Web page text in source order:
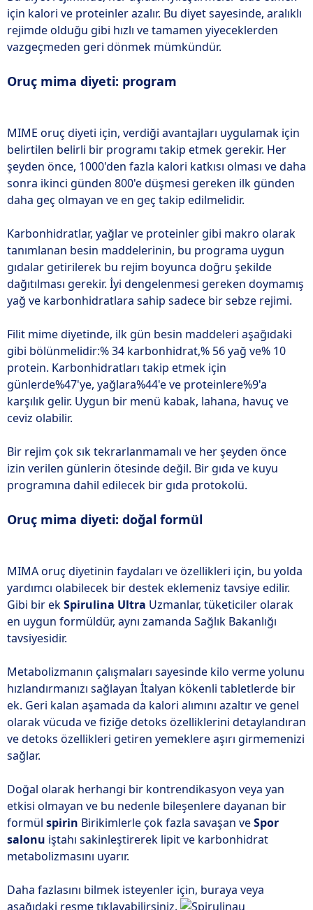
için kalori ve proteinler azalır. Bu diyet sayesinde, aralıklı
rejimde olduğu gibi hızlı ve tamamen yiyeceklerden
vazgeçmeden geri dönmek mümkündür.
Oruç mima diyeti: program
MIME oruç diyeti için, verdiği avantajları uygulamak için
belirtilen belirli bir programı takip etmek gerekir. Her
şeyden önce, 1000'den fazla kalori katkısı olması ve daha
sonra ikinci günden 800'e düşmesi gereken ilk günden
daha geç olmayan ve en geç takip edilmelidir.
Karbonhidratlar, yağlar ve proteinler gibi makro olarak
tanımlanan besin maddelerinin, bu programa uygun
gıdalar getirilerek bu rejim boyunca doğru şekilde
dağıtılması gerekir. İyi dengelenmesi gereken doymamış
yağ ve karbonhidratlara sahip sadece bir sebze rejimi.
Filit mime diyetinde, ilk gün besin maddeleri aşağıdaki
gibi bölünmelidir:% 34 karbonhidrat,% 56 yağ ve% 10
protein. Karbonhidratları takip etmek için
günlerde%47'ye, yağlara%44'e ve proteinlere%9'a
karşılık gelir. Uygun bir menü kabak, lahana, havuç ve
ceviz olabilir.
Bir rejim çok sık tekrarlanmamalı ve her şeyden önce
izin verilen günlerin ötesinde değil. Bir gıda ve kuyu
programına dahil edilecek bir gıda protokolü.
Oruç mima diyeti: doğal formül
MIMA oruç diyetinin faydaları ve özellikleri için, bu yolda
yardımcı olabilecek bir destek eklemeniz tavsiye edilir.
Gibi bir ekSpirulina Ultra Uzmanlar, tüketiciler olarak
en uygun formüldür, aynı zamanda Sağlık Bakanlığı
tavsiyesidir.
Metabolizmanın çalışmaları sayesinde kilo verme yolunu
hızlandırmanızı sağlayan İtalyan kökenli tabletlerde bir
ek. Geri kalan aşamada da kalori alımını azaltır ve genel
olarak vücuda ve fiziğe detoks özelliklerini detaylandıran
ve detoks özellikleri getiren yemeklere aşırı girmemenizi
sağlar.
Doğal olarak herhangi bir kontrendikasyon veya yan
etkisi olmayan ve bu nedenle bileşenlere dayanan bir
formül spirin Birikimlerle çok fazla savaşan veSpor
salonu iştahı sakinleştirerek lipit ve karbonhidrat
metabolizmasını uyarır.
Daha fazlasını bilmek isteyenler için, buraya veya
aşağıdaki resme tıklayabilirsiniz.